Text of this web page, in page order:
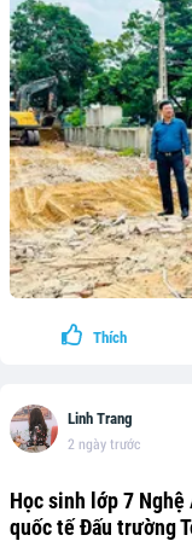
Thích
Linh Trang
2 ngày trước
Học sinh lớp 7
quốc tế Đấu trường